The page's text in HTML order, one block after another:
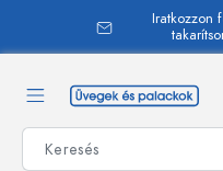
Iratkozzon